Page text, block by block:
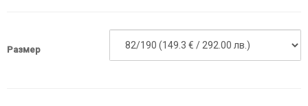
Размер